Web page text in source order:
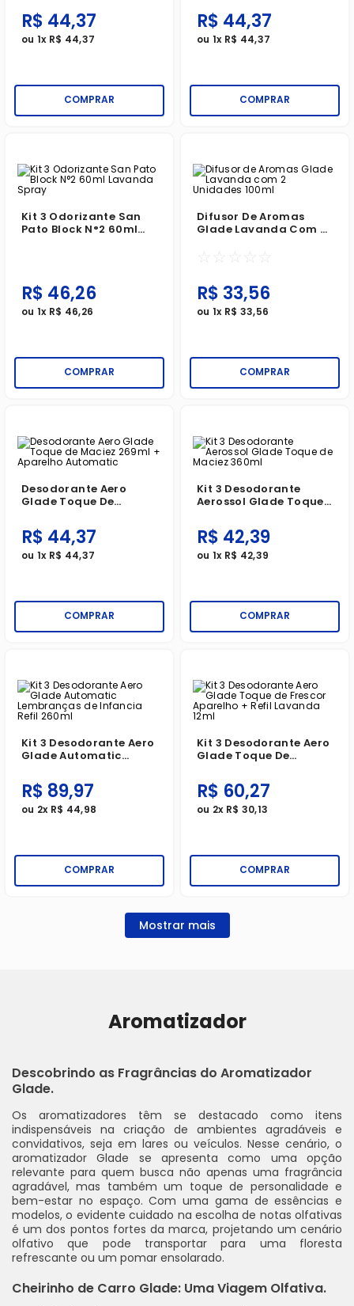
R$ 44,37
ou 1x R$ 44,37
COMPRAR
R$ 44,37
ou 1x R$ 44,37
COMPRAR
Kit 3 Odorizante San
Pato Block N°2 60ml
R$ 46,26
ou 1x R$ 46,26
COMPRAR
Difusor De Aromas
Glade Lavanda Com 2
☆ ☆ ☆ ☆ ☆
R$ 33,56
ou 1x R$ 33,56
COMPRAR
Desodorante Aero
Glade Toque De
Aparelho Automatic
R$ 44,37
ou 1x R$ 44,37
COMPRAR
Kit 3 Desodorante
Aerossol Glade Toque
R$ 42,39
ou 1x R$ 42,39
COMPRAR
Kit 3 Desodorante Aero
Glade Automatic
Infancia Refil 260ml
R$ 89,97
ou 2x R$ 44,98
COMPRAR
Kit 3 Desodorante Aero
Glade Toque De
Refil Lavanda 12ml
R$ 60,27
ou 2x R$ 30,13
COMPRAR
Mostrar mais
Aromatizador
Descobrindo as Fragrâncias do Aromatizador
Glade.
Os aromatizadores têm se destacado como itens
indispensáveis na criação de ambientes agradáveis e
convidativos, seja em lares ou veículos. Nesse cenário, o
aromatizador Glade se apresenta como uma opção
relevante para quem busca não apenas uma fragrância
agradável, mas também um toque de personalidade e
bem-estar no espaço. Com uma gama de essências e
modelos, o evidente cuidado na escolha de notas olfativas
é um dos pontos fortes da marca, projetando um cenário
olfativo que pode transportar para uma floresta
refrescante ou um pomar ensolarado.
Cheirinho de Carro Glade: Uma Viagem Olfativa.